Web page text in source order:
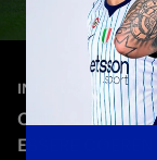
INTERVIEWS—17
CHIVU:
ESSERE